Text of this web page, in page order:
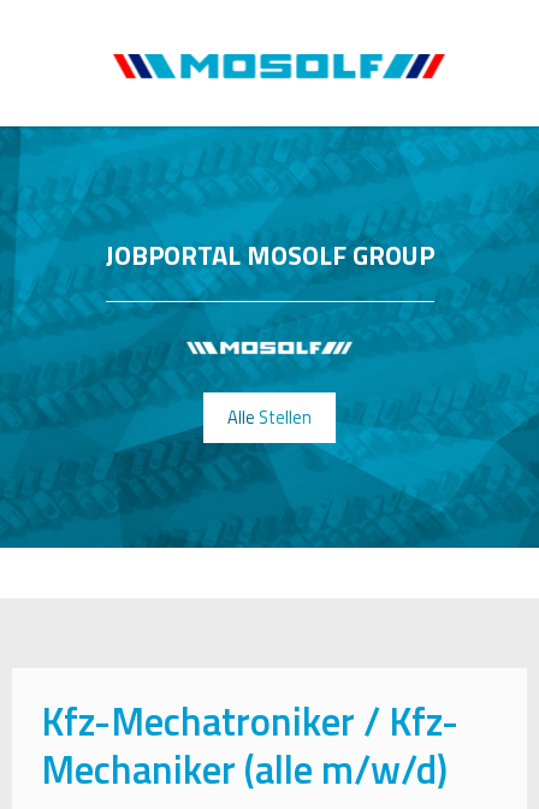
JOBPORTAL MOSOLF GROUP
Alle Stellen
Kfz-Mechatroniker / Kfz-
Mechaniker (alle m/w/d)